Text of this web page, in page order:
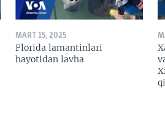
MART 15, 2025
Florida lamantinlari
hayotidan lavha